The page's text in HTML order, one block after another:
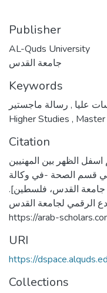
Publisher
AL-Quds University
جامعة القدس
Keywords
عليا ,
Higher Studies , Master
Citation
عبد العاطي. (1999). الم اسفل الظهر بين المهنيين
في قسم الصحة -في وكالة
جامعة القدس، فلسطين].
الرقمي لجامعة القدس.
https://arab-
URI
https://
Collections